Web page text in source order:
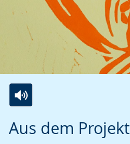
Aus dem Projekt
Leichten
Audio-
Video